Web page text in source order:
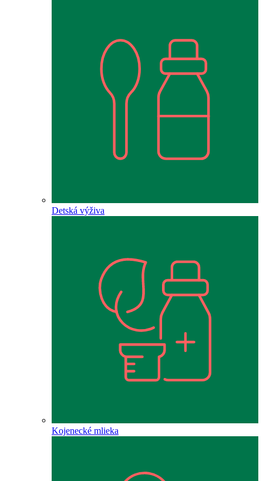
Detská výživa
Kojenecké mlieka